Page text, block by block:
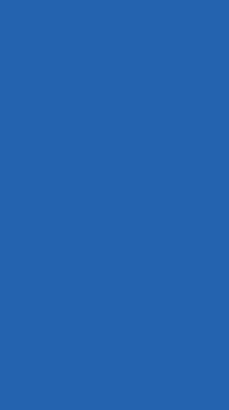
zuständigen Stelle.